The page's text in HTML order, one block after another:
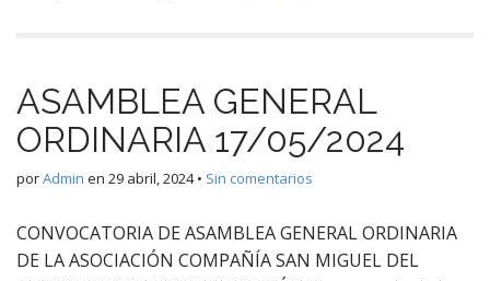
ASAMBLEA GENERAL
ORDINARIA 17/05/2024
porAdmin en 29 abril, 2024• Sin comentarios
CONVOCATORIA DE ASAMBLEA GENERAL ORDINARIA
DE LA ASOCIACIÓN COMPAÑÍA SAN MIGUEL DEL